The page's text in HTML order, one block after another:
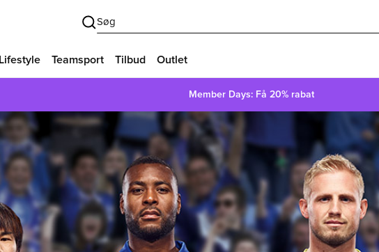
Søg
Lifestyle Teamsport Tilbud Outlet
Member Days: Få 20% rabat